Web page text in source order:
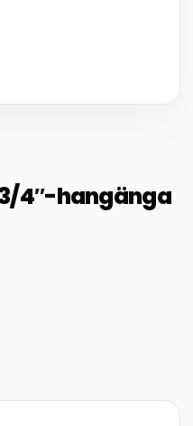
4″-hangänga